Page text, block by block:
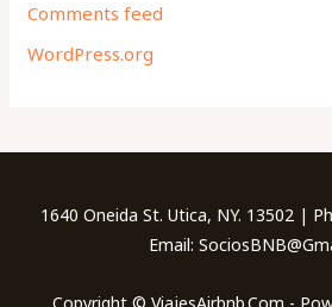
Comments feed
WordPress.org
1640 Oneida St. Utica, NY. 13502 |
Email: